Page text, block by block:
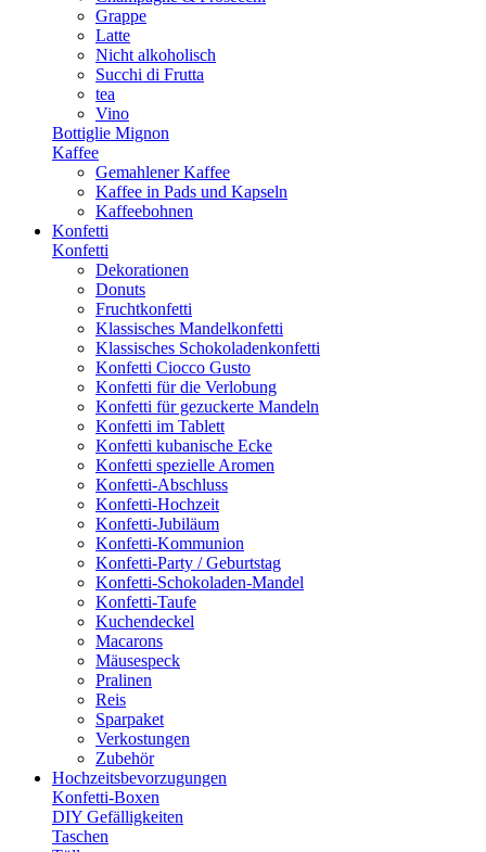
Grappe
Latte
Nicht alkoholisch
Succhi di Frutta
tea
Vino
Bottiglie Mignon
Kaffee
Gemahlener Kaffee
Kaffee in Pads und Kapseln
Kaffeebohnen
Konfetti
Konfetti
Dekorationen
Donuts
Fruchtkonfetti
Klassisches Mandelkonfetti
Klassisches Schokoladenkonfetti
Konfetti Ciocco Gusto
Konfetti für die Verlobung
Konfetti für gezuckerte Mandeln
Konfetti im Tablett
Konfetti kubanische Ecke
Konfetti spezielle Aromen
Konfetti-Abschluss
Konfetti-Hochzeit
Konfetti-Jubiläum
Konfetti-Kommunion
Konfetti-Party / Geburtstag
Konfetti-Schokoladen-Mandel
Konfetti-Taufe
Kuchendeckel
Macarons
Mäusespeck
Pralinen
Reis
Sparpaket
Verkostungen
Zubehör
Hochzeitsbevorzugungen
Konfetti-Boxen
DIY Gefälligkeiten
Taschen